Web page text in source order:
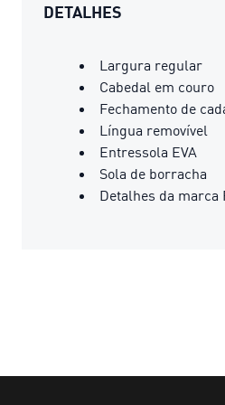
DETALHES
Largura regular
Cabedal em couro
Fechamento de
Língua removível
Entressola EVA
Sola de borracha
Detalhes da marca